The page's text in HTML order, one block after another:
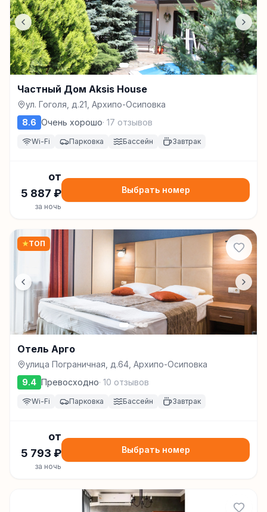
Частный Дом Aksis House
ул. Гоголя, д.21, Архипо-Осиповка
8.6 Очень хорошо· 17 отзывов
Wi-Fi Парковка Бассейн Завтрак
от
5 887 ₽
за ночь
Выбрать номер
★ТОП
Отель Арго
улица Пограничная, д.64, Архипо-Осиповка
9.4 Превосходно· 10 отзывов
Wi-Fi Парковка Бассейн Завтрак
от
5 793 ₽
за ночь
Выбрать номер